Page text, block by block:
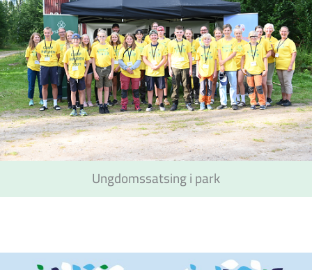
Ungdomssatsing i park